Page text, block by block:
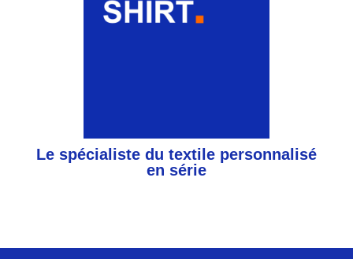
Le spécialiste du textile personnalisé
en série